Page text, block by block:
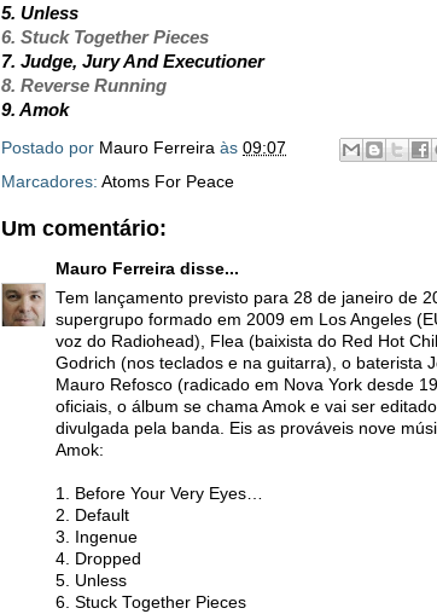
5. Unless
6. Stuck Together Pieces
7. Judge, Jury And Executioner
8. Reverse Running
9. Amok
Postado por Mauro Ferreira às 09:07
Marcadores: Atoms For Peace
Um comentário:
Mauro Ferreira disse...
Tem lançamento previsto para 28 de janeiro de
supergrupo formado em 2009 em Los Angeles
voz do Radiohead), Flea (baixista do Red Hot
Godrich (nos teclados e na guitarra), o baterista
Mauro Refosco (radicado em Nova York desde
oficiais, o álbum se chama Amok e vai ser
divulgada pela banda. Eis as prováveis nove
Amok:
1. Before Your Very Eyes…
2. Default
3. Ingenue
4. Dropped
5. Unless
6. Stuck Together Pieces